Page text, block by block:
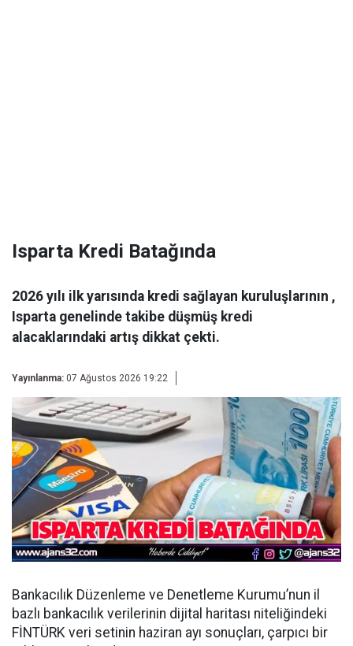
Isparta Kredi Batağında
2026 yılı ilk yarısında kredi sağlayan kuruluşlarının ,
Isparta genelinde takibe düşmüş kredi
alacaklarındaki artış dikkat çekti.
Yayınlanma: 07 Ağustos 2026 19:22
Bankacılık Düzenleme ve Denetleme Kurumu’nun il
bazlı bankacılık verilerinin dijital haritası niteliğindeki
FİNTÜRK veri setinin haziran ayı sonuçları, çarpıcı bir